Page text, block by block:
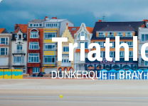
Skip
to
content
DUNKERQUE –